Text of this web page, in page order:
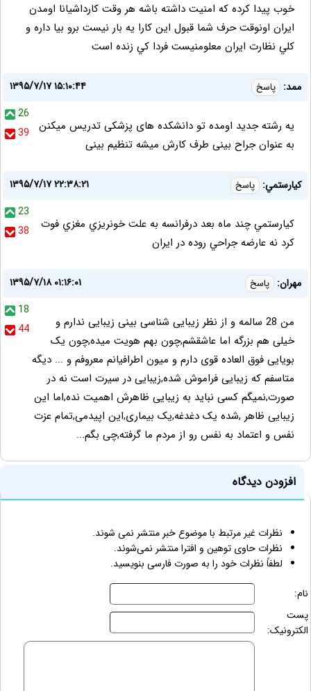
خوب پيدا كرده كه امنيت داشته باشه هر وقت كارداشيانا اومدن
ايران اونوقت حرف شما قبول اين كارا يه بار نيست برو بيا داره و
كلي نظارت ايران معلومنيست فردا كي زنده است
ممد: پاسخ
۱۳۹۵/۷/۱۷ ۱۵:۱۰:۴۴
26
39
یه رشته جدید اومده تو دانشکده های پزشکی تدریس میکنن
به عنوان جراح بینی طرف کارش میشه تنظیم بینی
كيارستمي: پاسخ
۱۳۹۵/۷/۱۷ ۲۲:۳۸:۲۱
23
38
كيارستمي چند ماه بعد درفرانسه به علت خونريزي مغزي فوت
كرد نه عارضه جراحي روده در ايران
مهران: پاسخ
۱۳۹۵/۷/۱۸ ۰۱:۱۶:۰۱
18
44
من 28 سالمه و از نظر زیبایی شناسی بینی زیبایی ندارم و
خیلی هم بزرگه اما عاشقشم,چون بهم هویت میده,چون یک
بویایی فوق العاده قوی دارم و میون اطرافیانم معروفم و ... دیگه
متاسفم که زیبایی فراموش شده,زیبایی در سیرت است نه در
صورت,نمیگم کسی نباید به زیبایی ظاهرش اهمیت نده,اما این
زیبایی ظاهر ,شده یک دغدغه,یک بیماری,این اپیدمی,تمام عزت
نفس و اعتماد به نفس رو از مردم ما گرفته,چی بگم...
افزودن دیدگاه
نظرات غیر مرتبط با موضوع خبر منتشر نمی شوند.
نظرات حاوی توهین و افترا منتشر نمی‌شوند.
لطفاً نظرات خود را به صورت فارسی بنویسید.
نام:
پست
الکترونیک: